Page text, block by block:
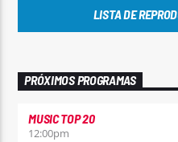
LISTA DE
PRÓXIMOS PROGRAMAS
MUSIC TOP 20
12:00pm